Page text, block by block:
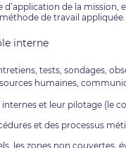
d’application de la
de travail appliquée.
interne
tests, sondages,
humaines,
et leur pilotage (le
et des processus
les zones non couvertes,